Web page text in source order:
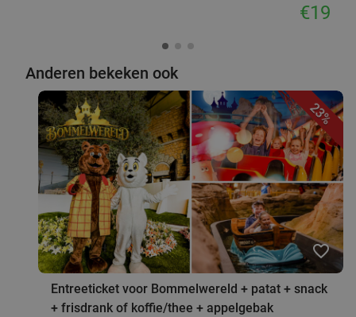
€19
Anderen bekeken ook
23%
favorite_border
Entreeticket voor Bommelwereld + patat + snack
+ frisdrank of koffie/thee + appelgebak